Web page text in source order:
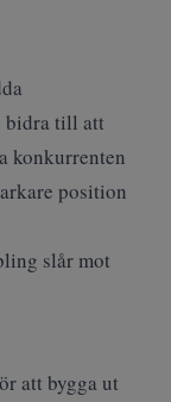
bidra till att
konkurrenten
position
slår mot
att bygga ut